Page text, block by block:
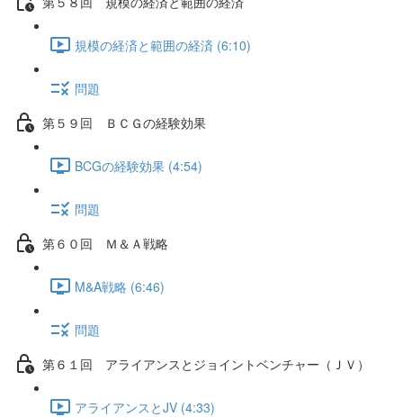
規模の経済と範囲の経済 (6:10)
問題
第５９回 ＢＣＧの経験効果
BCGの経験効果 (4:54)
問題
第６０回 Ｍ＆Ａ戦略
M&A戦略 (6:46)
問題
第６１回 アライアンスとジョイントベンチャー（ＪＶ）
アライアンスとJV (4:33)